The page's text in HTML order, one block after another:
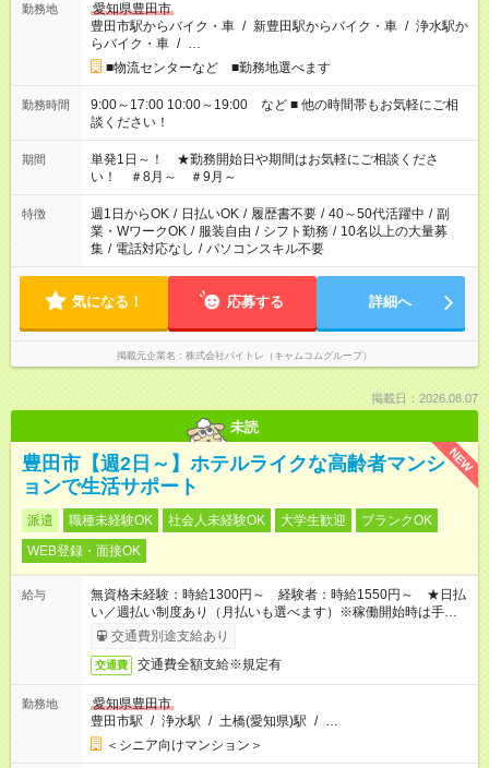
勤務地
愛知県豊田市
豊田市駅からバイク・車 / 新豊田駅からバイク・車 / 浄水駅か
らバイク・車 / …
■物流センターなど ■勤務地選べます
勤務時間
9:00～17:00 10:00～19:00 など ■ 他の時間帯もお気軽にご相
談ください！
期間
単発1日～！ ★勤務開始日や期間はお気軽にご相談くださ
い！ ＃8月～ ＃9月～
特徴 週1日からOK / 日払いOK / 履歴書不要 / 40～50代活躍中 / 副
業・WワークOK / 服装自由 / シフト勤務 / 10名以上の大量募
集 / 電話対応なし / パソコンスキル不要
気になる！ 応募する 詳細へ
掲載元企業名 株式会社バイトレ（キャムコムグループ）
掲載日：2026.08.07
未読
NEW
豊田市【週2日～】ホテルライクな高齢者マンシ
ョンで生活サポート
派遣 職種未経験OK 社会人未経験OK 大学生歓迎
ブランクOK
WEB登録・面接OK
給与
無資格未経験：時給1300円～ 経験者：時給1550円～ ★日払
い／週払い制度あり（月払いも選べます）※稼働開始時は手続き
完了次第のお支払いとなります。
交通費別途支給あり
交通費 交通費全額支給※規定有
勤務地
愛知県豊田市
豊田市駅 / 浄水駅 / 土橋(愛知県)駅 / …
＜シニア向けマンション＞